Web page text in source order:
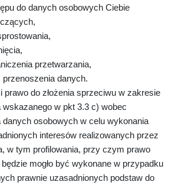
do danych osobowych Ciebie
przetwarzania,
przenoszenia danych.
prawo do złożenia sprzeciwu w zakresie
wskazanego w pkt 3.3 c) wobec
danych osobowych w celu wykonania
interesów realizowanych przez
w tym profilowania, przy czym prawo
mogło być wykonane w przypadku
prawnie uzasadnionych podstaw do